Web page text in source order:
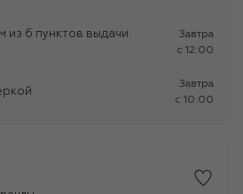
из 6 пунктов выдачи
Завтра
c 12:00
Завтра
c 10:00